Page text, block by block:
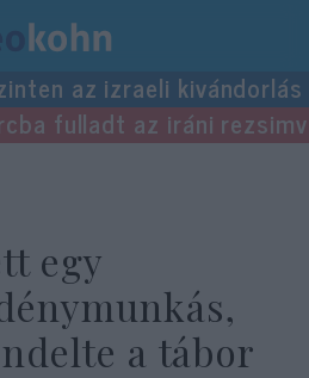
az izraeli kivándorlás
fulladt az iráni
egy
a tábor